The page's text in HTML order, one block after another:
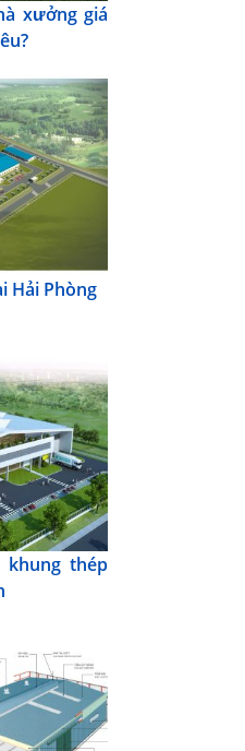
xưởng giá
Hải Phòng
khung thép